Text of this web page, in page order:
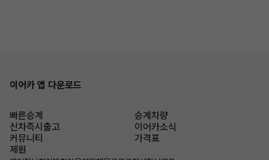
이어카 앱 다운로드
빠른승계
승계차량
신차즉시출고
이어카소식
커뮤니티
가격표
제원